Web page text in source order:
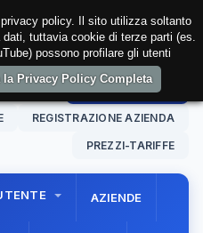
AREA RISERVATA
REGISTRAZIONE AZIENDA
PREZZI-TARIFFE
AZIENDE
policy. Il sito utilizza soltanto
tuttavia cookie di terze parti (es.
possono profilare gli utenti
Privacy Policy Completa